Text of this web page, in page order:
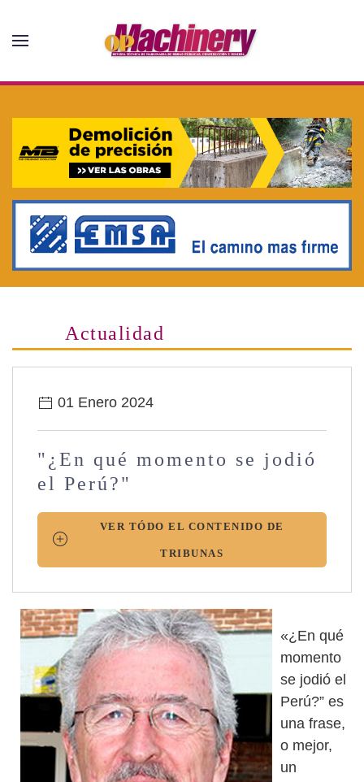
Skip to main content
Actualidad
01 Enero 2024
"¿En qué momento se jodió
el Perú?"
VER TÓDO EL CONTENIDO DE
TRIBUNAS
«¿En qué
momento
se jodió el
Perú?” es
una frase,
o mejor,
un